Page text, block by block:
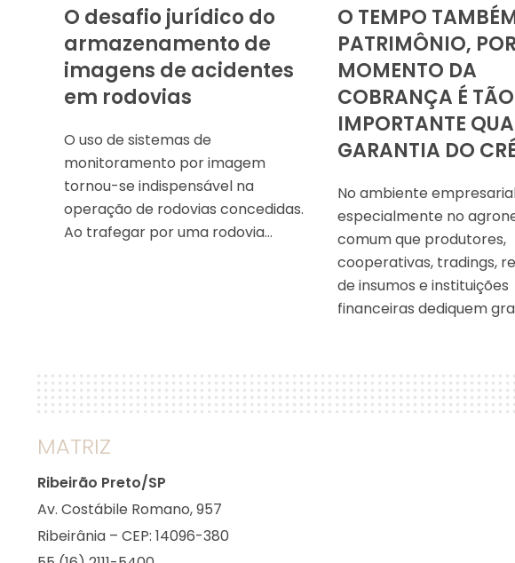
O desafio jurídico do
armazenamento de
imagens de acidentes
em rodovias
O uso de sistemas de
monitoramento por imagem
tornou-se indispensável na
operação de rodovias concedidas.
Ao trafegar por uma rodovia…
O TEMPO
PATRIMÔNIO,
MOMENTO DA
COBRANÇA É TÃO
IMPORTANTE
GARANTIA DO
No ambiente
especialmente no
comum que produtores,
cooperativas, tradings,
de insumos e instituições
financeiras dediquem
MATRIZ
Ribeirão Preto/SP
Av. Costábile Romano, 957
Ribeirânia – CEP: 14096-380